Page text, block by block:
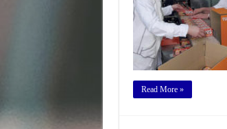
Read More »